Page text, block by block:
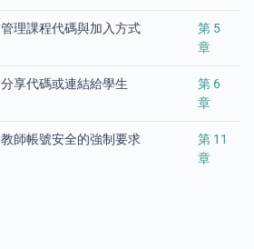
管理課程代碼與加入方式
第 5
章
分享代碼或連結給學生
第 6
章
教師帳號安全的強制要求
第 11
章